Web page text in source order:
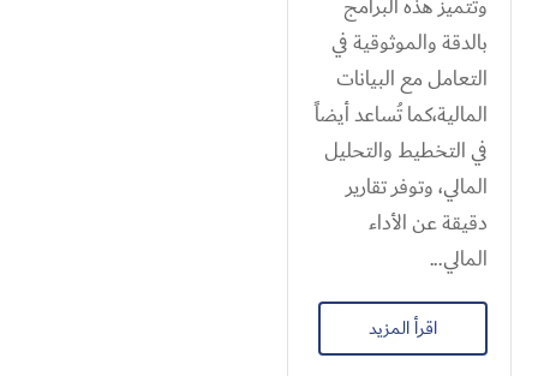
بالدقة والموثوقية في
التعامل مع البيانات
المالية،كما تُساعد أيضاً
في التخطيط والتحليل
المالي، وتوفر تقارير
دقيقة عن الأداء
المالي...
اقرأ المزيد